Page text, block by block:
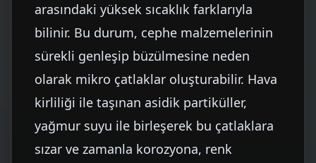
arasındaki yüksek sıcaklık farklarıyla
bilinir. Bu durum, cephe malzemelerinin
sürekli genleşip büzülmesine neden
olarak mikro çatlaklar oluşturabilir. Hava
kirliliği ile taşınan asidik partiküller,
yağmur suyu ile birleşerek bu çatlaklara
sızar ve zamanla korozyona, renk